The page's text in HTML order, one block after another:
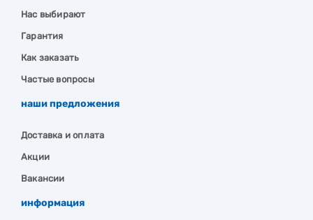
Нас выбирают
Гарантия
Как заказать
Частые вопросы
наши предложения
Доставка и оплата
Акции
Вакансии
информация